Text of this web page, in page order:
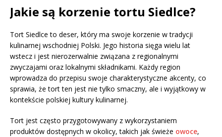
Jakie są korzenie tortu Siedlce?
Tort Siedlce to deser, który ma swoje korzenie w tradycji
kulinarnej wschodniej Polski. Jego historia sięga wielu lat
wstecz i jest nierozerwalnie związana z regionalnymi
zwyczajami oraz lokalnymi składnikami. Każdy region
wprowadza do przepisu swoje charakterystyczne akcenty, co
sprawia, że tort ten jest nie tylko smaczny, ale i wyjątkowy w
kontekście polskiej kultury kulinarnej.
Tort jest często przygotowywany z wykorzystaniem
produktów dostępnych w okolicy, takich jak świeże owoce,